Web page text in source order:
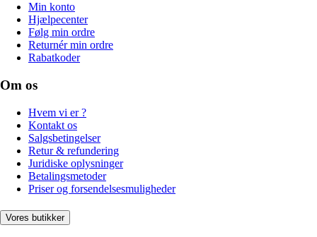
Min konto
Hjælpecenter
Følg min ordre
Returnér min ordre
Rabatkoder
Om os
Hvem vi er ?
Kontakt os
Salgsbetingelser
Retur & refundering
Juridiske oplysninger
Betalingsmetoder
Priser og forsendelsesmuligheder
Vores butikker